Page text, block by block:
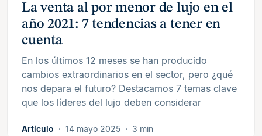
La venta al por menor de lujo en el
año 2021: 7 tendencias a tener en
cuenta
En los últimos 12 meses se han producido
cambios extraordinarios en el sector, pero ¿qué
nos depara el futuro? Destacamos 7 temas clave
que los líderes del lujo deben considerar
Artículo 14 mayo 2025 3 min